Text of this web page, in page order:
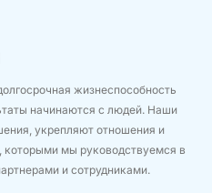
жизнеспособность
начинаются с людей. Наши
укрепляют отношения и
мы руководствуемся в
и сотрудниками.